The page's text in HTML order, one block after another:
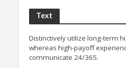
Text
Distinctively utilize long-term
whereas high-payoff
communicate 24/365.